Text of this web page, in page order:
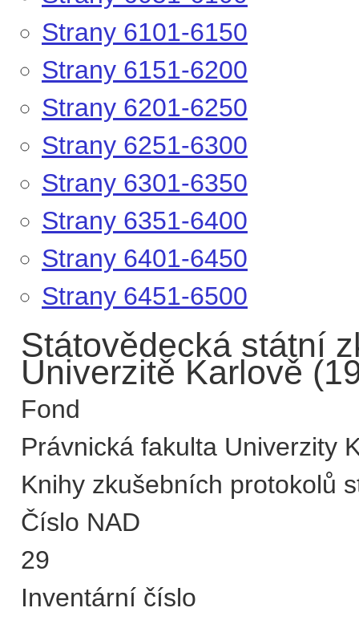
Strany 6101-6150
Strany 6151-6200
Strany 6201-6250
Strany 6251-6300
Strany 6301-6350
Strany 6351-6400
Strany 6401-6450
Strany 6451-6500
Státovědecká státní
Univerzitě Karlově
Fond
Právnická fakulta Univerzity
Knihy zkušebních protokolů
Číslo NAD
29
Inventární číslo